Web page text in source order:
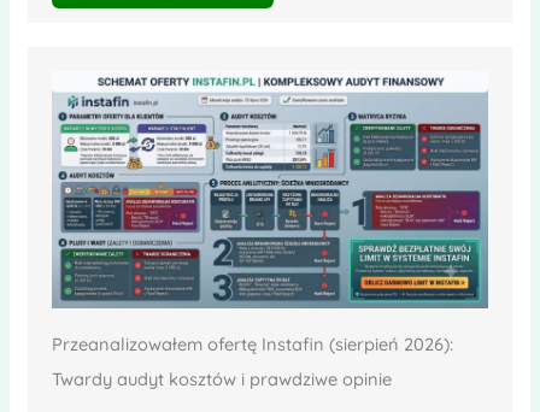
Przeanalizowałem ofertę Instafin (sierpień 2026):
Twardy audyt kosztów i prawdziwe opinie